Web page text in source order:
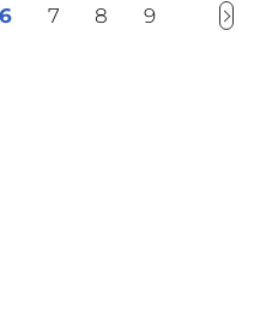
6 7 8 9